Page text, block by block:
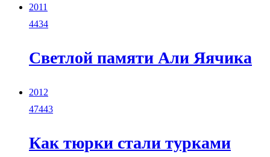
2011
4434
Светлой памяти Али Яячика
2012
47443
Как тюрки стали турками